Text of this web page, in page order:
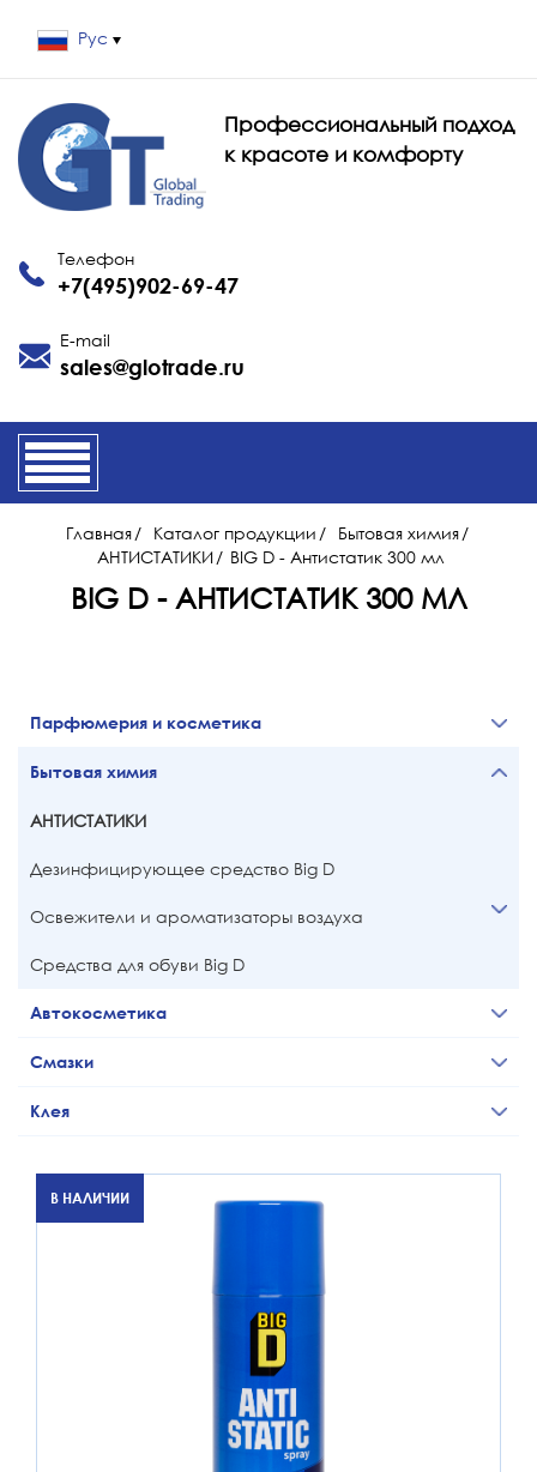
Рус
Профессиональный подход
к красоте и комфорту
Телефон
+7(495)902-69-47
E-mail
sales@glotrade.ru
Главная/ Каталог продукции / Бытовая химия/
АНТИСТАТИКИ/ BIG D - Антистатик 300 мл
BIG D - АНТИСТАТИК 300 МЛ
Парфюмерия и косметика
Бытовая химия
АНТИСТАТИКИ
Дезинфицирующее средство Big D
Освежители и ароматизаторы воздуха
Средства для обуви Big D
Автокосметика
Смазки
Клея
В НАЛИЧИИ